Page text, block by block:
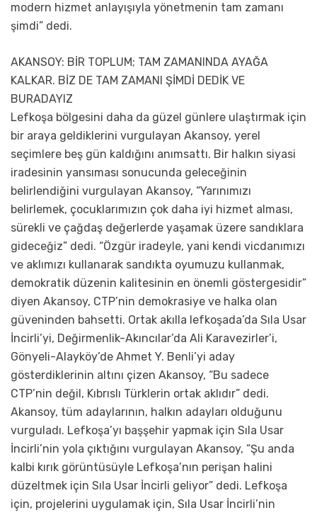
modern hizmet anlayışıyla yönetmenin tam zamanı
şimdi” dedi.
AKANSOY: BİR TOPLUM; TAM ZAMANINDA AYAĞA
KALKAR. BİZ DE TAM ZAMANI ŞİMDİ DEDİK VE
BURADAYIZ
Lefkoşa bölgesini daha da güzel günlere ulaştırmak için
bir araya geldiklerini vurgulayan Akansoy, yerel
seçimlere beş gün kaldığını anımsattı. Bir halkın siyasi
iradesinin yansıması sonucunda geleceğinin
belirlendiğini vurgulayan Akansoy, “Yarınımızı
belirlemek, çocuklarımızın çok daha iyi hizmet alması,
sürekli ve çağdaş değerlerde yaşamak üzere sandıklara
gideceğiz” dedi. “Özgür iradeyle, yani kendi vicdanımızı
ve aklımızı kullanarak sandıkta oyumuzu kullanmak,
demokratik düzenin kalitesinin en önemli göstergesidir”
diyen Akansoy, CTP’nin demokrasiye ve halka olan
güveninden bahsetti. Ortak akılla lefkoşada’da Sıla Usar
İncirli’yi, Değirmenlik-Akıncılar’da Ali Karavezirler’i,
Gönyeli-Alayköy’de Ahmet Y. Benli’yi aday
gösterdiklerinin altını çizen Akansoy, “Bu sadece
CTP’nin değil, Kıbrıslı Türklerin ortak aklıdır” dedi.
Akansoy, tüm adaylarının, halkın adayları olduğunu
vurguladı. Lefkoşa’yı başşehir yapmak için Sıla Usar
İncirli’nin yola çıktığını vurgulayan Akansoy, “Şu anda
kalbi kırık görüntüsüyle Lefkoşa’nın perişan halini
düzeltmek için Sıla Usar İncirli geliyor” dedi. Lefkoşa
için, projelerini uygulamak için, Sıla Usar İncirli’nin